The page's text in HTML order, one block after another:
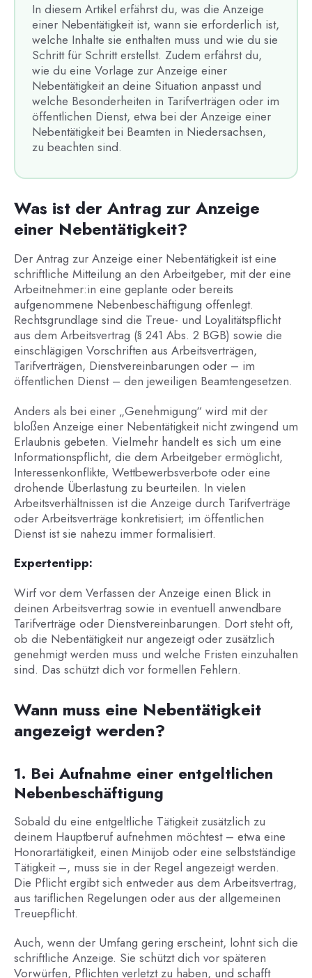
In diesem Artikel erfährst du, was die Anzeige
einer Nebentätigkeit ist, wann sie erforderlich ist,
welche Inhalte sie enthalten muss und wie du sie
Schritt für Schritt erstellst. Zudem erfährst du,
wie du eine Vorlage zur Anzeige einer
Nebentätigkeit an deine Situation anpasst und
welche Besonderheiten in Tarifverträgen oder im
öffentlichen Dienst, etwa bei der Anzeige einer
Nebentätigkeit bei Beamten in Niedersachsen,
zu beachten sind.
Was ist der Antrag zur Anzeige
einer Nebentätigkeit?
Der Antrag zur Anzeige einer Nebentätigkeit ist eine
schriftliche Mitteilung an den Arbeitgeber, mit der eine
Arbeitnehmer:in eine geplante oder bereits
aufgenommene Nebenbeschäftigung offenlegt.
Rechtsgrundlage sind die Treue- und Loyalitätspflicht
aus dem Arbeitsvertrag (§ 241 Abs. 2 BGB) sowie die
einschlägigen Vorschriften aus Arbeitsverträgen,
Tarifverträgen, Dienstvereinbarungen oder – im
öffentlichen Dienst – den jeweiligen Beamtengesetzen.
Anders als bei einer „Genehmigung“ wird mit der
bloßen Anzeige einer Nebentätigkeit nicht zwingend um
Erlaubnis gebeten. Vielmehr handelt es sich um eine
Informationspflicht, die dem Arbeitgeber ermöglicht,
Interessenkonflikte, Wettbewerbsverbote oder eine
drohende Überlastung zu beurteilen. In vielen
Arbeitsverhältnissen ist die Anzeige durch Tarifverträge
oder Arbeitsverträge konkretisiert; im öffentlichen
Dienst ist sie nahezu immer formalisiert.
Expertentipp:
Wirf vor dem Verfassen der Anzeige einen Blick in
deinen Arbeitsvertrag sowie in eventuell anwendbare
Tarifverträge oder Dienstvereinbarungen. Dort steht oft,
ob die Nebentätigkeit nur angezeigt oder zusätzlich
genehmigt werden muss und welche Fristen einzuhalten
sind. Das schützt dich vor formellen Fehlern.
Wann muss eine Nebentätigkeit
angezeigt werden?
1. Bei Aufnahme einer entgeltlichen
Nebenbeschäftigung
Sobald du eine entgeltliche Tätigkeit zusätzlich zu
deinem Hauptberuf aufnehmen möchtest – etwa eine
Honorartätigkeit, einen Minijob oder eine selbstständige
Tätigkeit –, muss sie in der Regel angezeigt werden.
Die Pflicht ergibt sich entweder aus dem Arbeitsvertrag,
aus tariflichen Regelungen oder aus der allgemeinen
Treuepflicht.
Auch, wenn der Umfang gering erscheint, lohnt sich die
schriftliche Anzeige. Sie schützt dich vor späteren
Vorwürfen, Pflichten verletzt zu haben, und schafft